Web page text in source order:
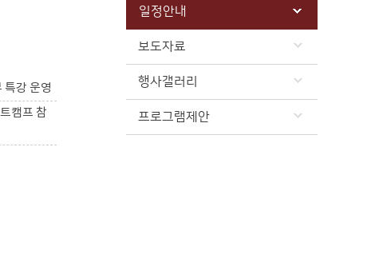
일정안내
보도자료
행사갤러리
프로그램제안
특강 운영
캠프 참